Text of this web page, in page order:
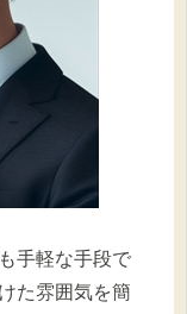
手軽な手段で
た雰囲気を簡